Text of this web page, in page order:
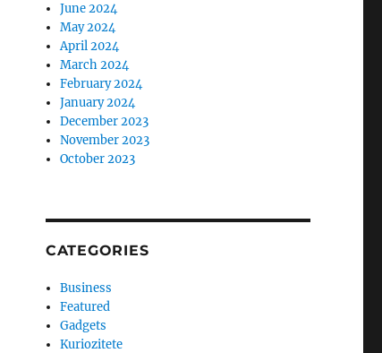
June 2024
May 2024
April 2024
March 2024
February 2024
January 2024
December 2023
November 2023
October 2023
CATEGORIES
Business
Featured
Gadgets
Kuriozitete